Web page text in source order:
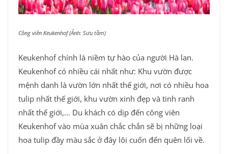
Công viên Keukenhof (Ảnh: Sưu tầm)
Keukenhof chính là niềm tự hào của người Hà lan.
Keukenhof có nhiều cái nhất như: Khu vườn được
mệnh danh là vườn lớn nhất thế giới, nơi có nhiều hoa
tulip nhất thế giới, khu vườn xinh đẹp và tinh ranh
nhất thế giới,… Du khách có dịp đến công viên
Keukenhof vào mùa xuân chắc chắn sẽ bị những loại
hoa tulip đầy màu sắc ở đây lôi cuốn đến quên lối về.